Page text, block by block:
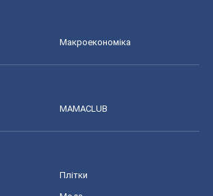
Макроекономіка
MAMACLUB
Плітки